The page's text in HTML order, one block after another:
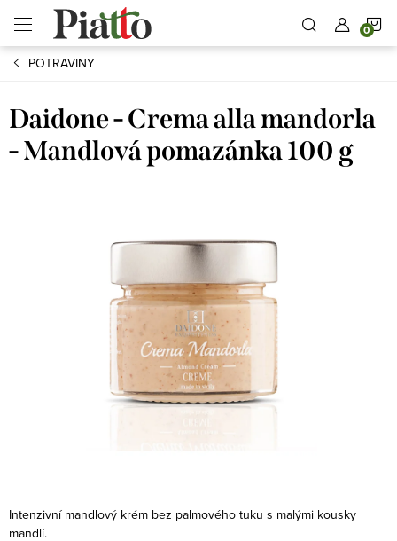
obsah
POTRAVINY
Daidone - Crema alla mandorla
- Mandlová pomazánka 100 g
Intenzivní mandlový krém bez palmového tuku s malými kousky
mandlí.